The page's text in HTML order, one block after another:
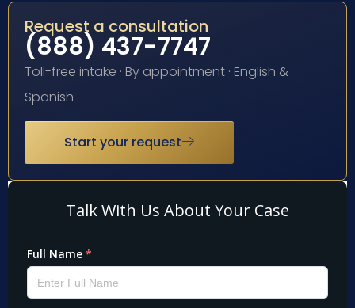
Request a consultation
(888) 437-7747
Toll-free intake · By appointment · English &
Spanish
Start your request